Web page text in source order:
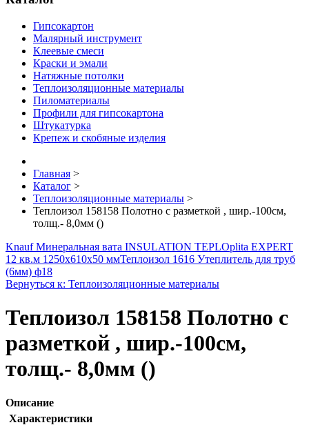
Гипсокартон
Малярный инструмент
Клеевые смеси
Краски и эмали
Натяжные потолки
Теплоизоляционные материалы
Пиломатериалы
Профили для гипсокартона
Штукатурка
Крепеж и скобяные изделия
Главная >
Каталог >
Теплоизоляционные материалы >
Теплоизол 158158 Полотно с разметкой , шир.-100см,
толщ.- 8,0мм ()
Knauf Минеральная вата INSULATION TEPLOplita EXPERT
12 кв.м 1250x610x50 ммТеплоизол 1616 Утеплитель для труб
(6мм) ф18
Вернуться к: Теплоизоляционные материалы
Теплоизол 158158 Полотно с
разметкой , шир.-100см,
толщ.- 8,0мм ()
Описание
Характеристики